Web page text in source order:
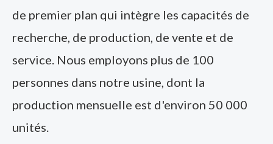
de premier plan qui intègre les capacités de
recherche, de production, de vente et de
service. Nous employons plus de 100
personnes dans notre usine, dont la
production mensuelle est d'environ 50 000
unités.